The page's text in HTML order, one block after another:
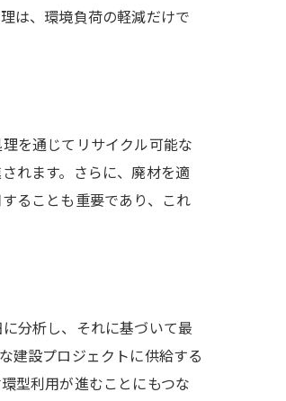
は、環境負荷の軽減だけで
を通じてリサイクル可能な
れます。さらに、廃材を適
ることも重要であり、これ
分析し、それに基づいて最
建設プロジェクトに供給する
型利用が進むことにもつな